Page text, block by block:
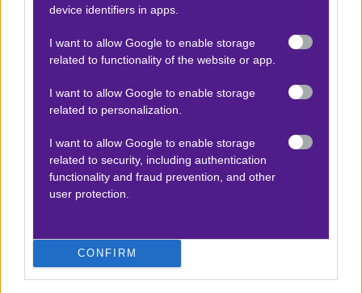
device identifiers in apps.
I want to allow Google to enable storage
related to functionality of the website or app.
I want to allow Google to enable storage
related to personalization.
I want to allow Google to enable storage
related to security, including authentication
functionality and fraud prevention, and other
user protection.
CONFIRM
μας στο 🅾𝐈𝐧𝐬𝐭𝐚𝐠𝐫𝐚𝐦★ για να μη χάνεις
τίποτα!
Δείτε αυτή τη δημοσίευση στο Instagram.